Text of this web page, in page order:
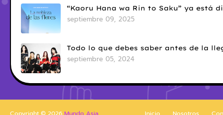
“Kaoru Hana wa Rin to Saku” ya está
septiembre 09, 2025
Todo lo que debes saber antes de la
septiembre 05, 2024